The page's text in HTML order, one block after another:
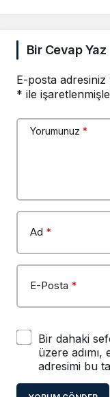
Bir Cevap Yaz
E-posta adresiniz
* ile
Yorumunuz *
Ad *
E-Posta *
Bir dahaki
üzere
adresimi bu